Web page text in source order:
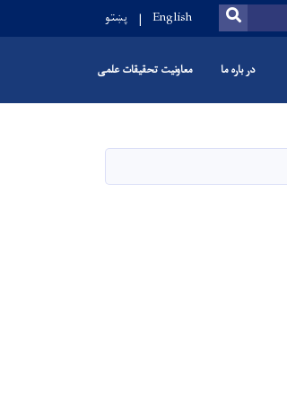
SEARCH
English پښتو
در باره ما معاونیت تحقیقات علمی